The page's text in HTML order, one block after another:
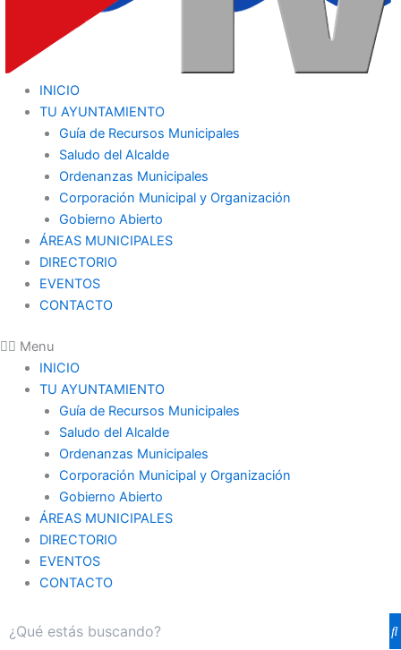
INICIO
TU AYUNTAMIENTO
Guía de Recursos Municipales
Saludo del Alcalde
Ordenanzas Municipales
Corporación Municipal y Organización
Gobierno Abierto
ÁREAS MUNICIPALES
DIRECTORIO
EVENTOS
CONTACTO
Menu
INICIO
TU AYUNTAMIENTO
Guía de Recursos Municipales
Saludo del Alcalde
Ordenanzas Municipales
Corporación Municipal y Organización
Gobierno Abierto
ÁREAS MUNICIPALES
DIRECTORIO
EVENTOS
CONTACTO